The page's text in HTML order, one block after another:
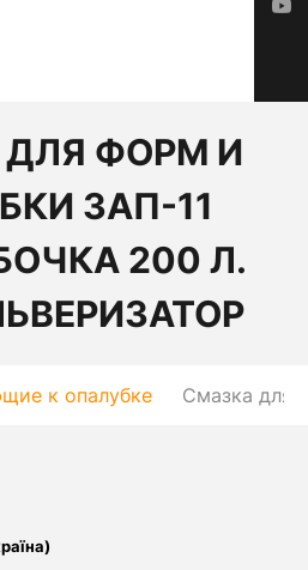
ФОРМ И
ЗАП-11
200 Л.
к опалубке Смазка для